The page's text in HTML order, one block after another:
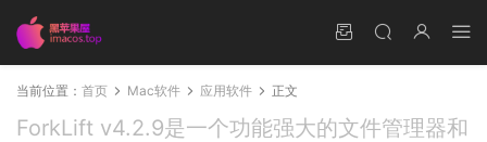
当前位置： 首页 Mac软件 应用软件 正文
ForkLift v4.2.9是一个功能强大的文件管理器和